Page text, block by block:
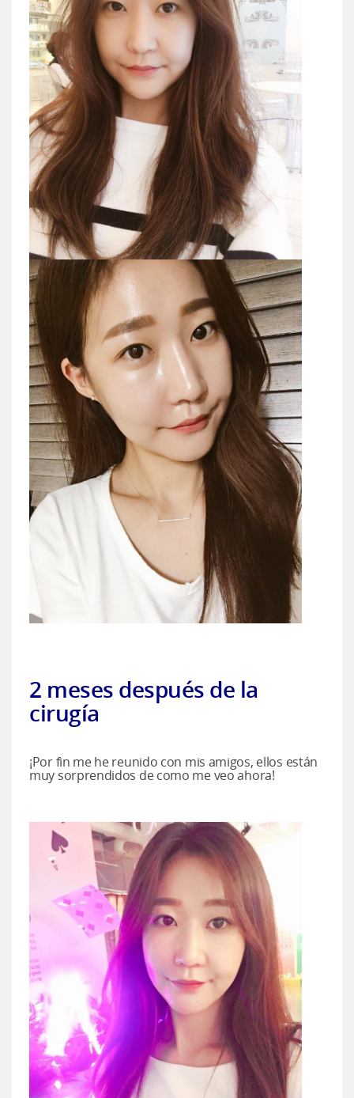
2 meses después de la
cirugía
¡Por fin me he reunido con mis amigos, ellos están
muy sorprendidos de como me veo ahora!